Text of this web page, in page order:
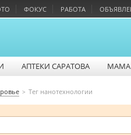
ФОКУС РАБОТА
АПТЕКИ САРАТОВА
Тег нанотехнологии